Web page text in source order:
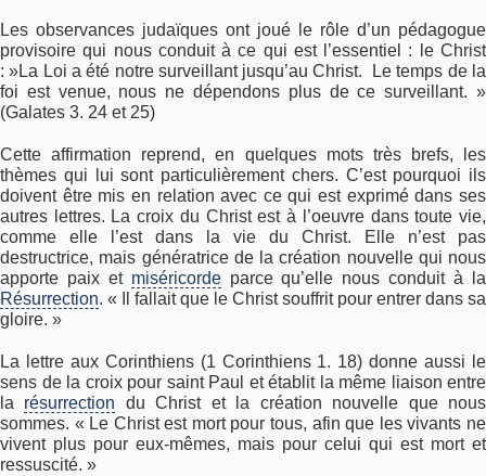
Les observances judaïques ont joué le rôle d’un pédagogue
provisoire qui nous conduit à ce qui est l’essentiel : le Christ
: »La Loi a été notre surveillant jusqu’au Christ. Le temps de la
foi est venue, nous ne dépendons plus de ce surveillant. »
(Galates 3. 24 et 25)
Cette affirmation reprend, en quelques mots très brefs, les
thèmes qui lui sont particulièrement chers. C’est pourquoi ils
doivent être mis en relation avec ce qui est exprimé dans ses
autres lettres. La croix du Christ est à l’oeuvre dans toute vie,
comme elle l’est dans la vie du Christ. Elle n’est pas
destructrice, mais génératrice de la création nouvelle qui nous
apporte paix et miséricordeparce qu’elle nous conduit à la
Résurrection. « Il fallait que le Christ souffrit pour entrer dans sa
gloire. »
La lettre aux Corinthiens (1 Corinthiens 1. 18) donne aussi le
sens de la croix pour saint Paul et établit la même liaison entre
la résurrection du Christ et la création nouvelle que nous
sommes. « Le Christ est mort pour tous, afin que les vivants ne
vivent plus pour eux-mêmes, mais pour celui qui est mort et
ressuscité. »